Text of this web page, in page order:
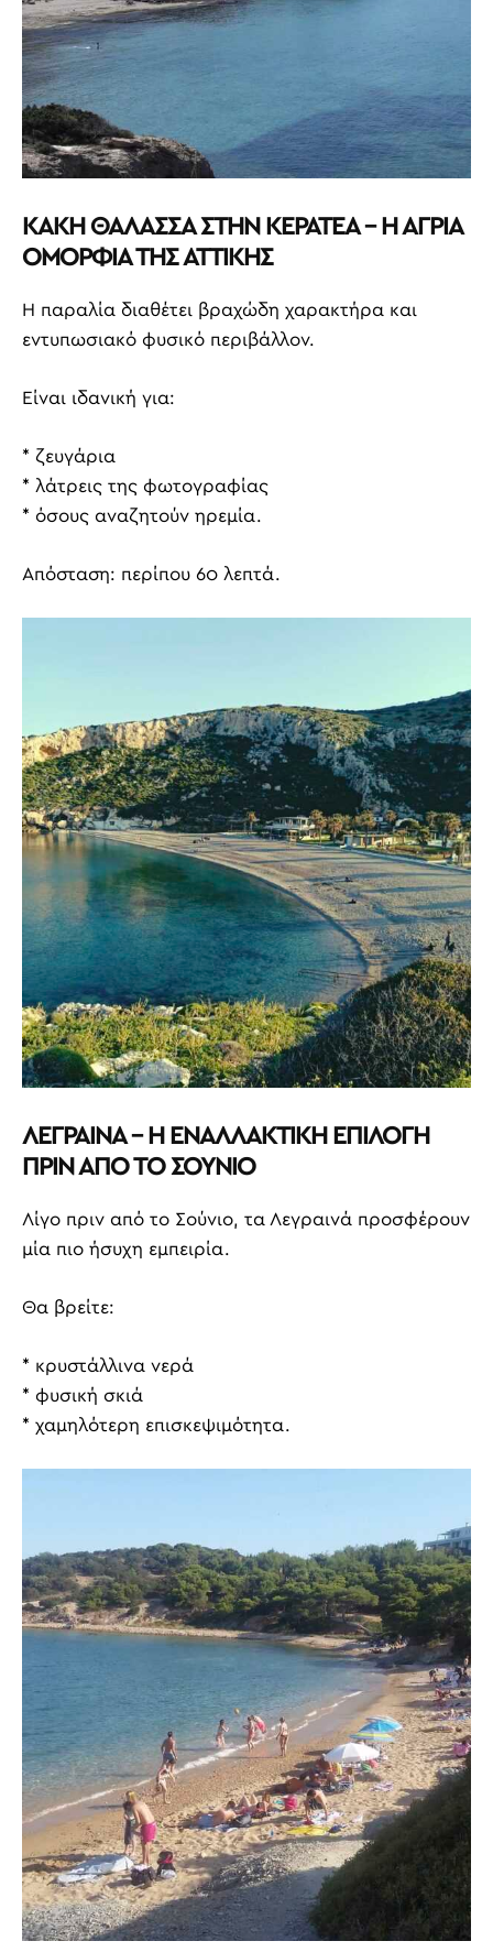
ΚΑΚΗ ΘΑΛΑΣΣΑ ΣΤΗΝ ΚΕΡΑΤΕΑ – Η ΑΓΡΙΑ
ΟΜΟΡΦΙΑ ΤΗΣ ΑΤΤΙΚΗΣ
Η παραλία διαθέτει βραχώδη χαρακτήρα και
εντυπωσιακό φυσικό περιβάλλον.
Είναι ιδανική για:
* ζευγάρια
* λάτρεις της φωτογραφίας
* όσους αναζητούν ηρεμία.
Απόσταση: περίπου 60 λεπτά.
ΛΕΓΡΑΙΝΑ – Η ΕΝΑΛΛΑΚΤΙΚΗ ΕΠΙΛΟΓΗ
ΠΡΙΝ ΑΠΟ ΤΟ ΣΟΥΝΙΟ
Λίγο πριν από το Σούνιο, τα Λεγραινά προσφέρουν
μία πιο ήσυχη εμπειρία.
Θα βρείτε:
* κρυστάλλινα νερά
* φυσική σκιά
* χαμηλότερη επισκεψιμότητα.